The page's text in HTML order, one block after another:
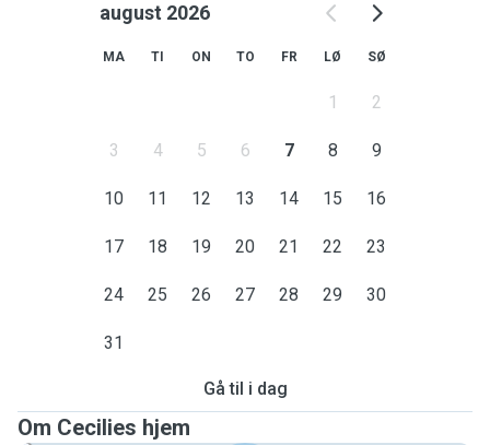
august 2026
MA TI ON TO FR LØ SØ
1 2
3 4 5 6 7 8 9
10 11 12 13 14 15 16
17 18 19 20 21 22 23
24 25 26 27 28 29 30
31
Gå til i dag
Om Cecilies hjem